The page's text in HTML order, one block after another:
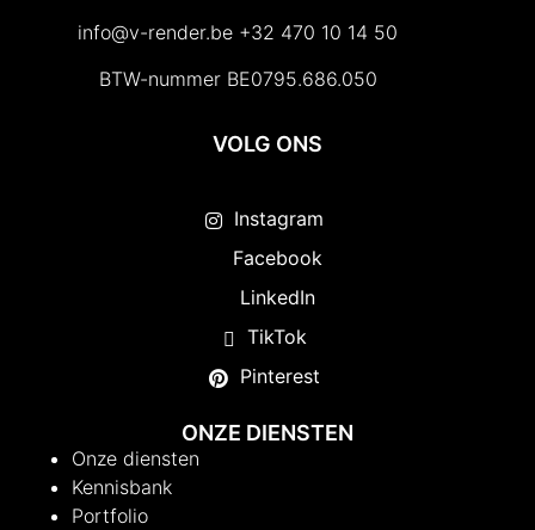
info@v-render.be +32 470 10 14 50
BTW-nummer BE0795.686.050
VOLG ONS
Instagram
Facebook
LinkedIn
TikTok
Pinterest
ONZE DIENSTEN
Onze diensten
Kennisbank
Portfolio